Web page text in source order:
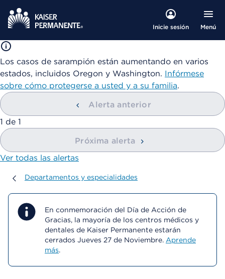
Inicie sesión Menú
Los casos de sarampión están aumentando en varios
estados, incluidos Oregon y Washington. Infórmese
sobre cómo protegerse a usted y a su familia.
Alerta anterior
mostrando
1 de 1
Próxima alerta
Ver todas las alertas
Departamentos y especialidades
Departamentos y especialidades
En conmemoración del Día de Acción de
Gracias, la mayoría de los centros médicos y
dentales de Kaiser Permanente estarán
cerrados Jueves 27 de Noviembre. Aprende
más.